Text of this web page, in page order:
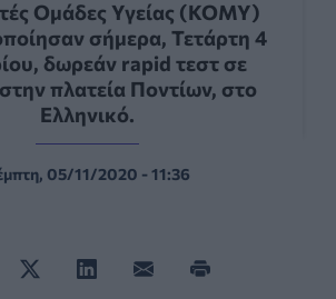
Ομάδες Υγείας (ΚΟΜΥ)
σήμερα, Τετάρτη 4
δωρεάν rapid τεστ σε
πλατεία Ποντίων, στο
Ελληνικό.
05/11/2020 - 11:36